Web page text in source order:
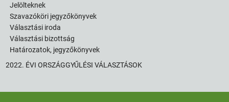
Jelölteknek
Szavazóköri jegyzőkönyvek
Választási iroda
Választási bizottság
Határozatok, jegyzőkönyvek
2022. ÉVI ORSZÁGGYŰLÉSI VÁLASZTÁSOK